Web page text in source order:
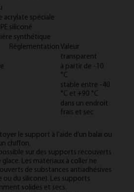
acrylate spéciale
siliconé
synthétique
Réglementation Valeur
transparent
à partir de -10
°C
stable entre -40
°C et +90 °C
dans un endroit
frais et sec
le sup­port à l’aide d’un balai ou
chif­fon.
sur des sup­ports re­couverts
glace. Les matéri­aux à coller ne
de sub­stances an­ti­ad­hés­ives
ou du sil­ic­one). Les sup­ports
solides et secs.